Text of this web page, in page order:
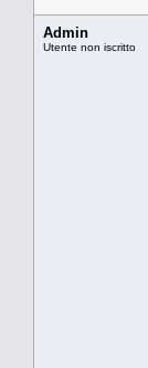
Admin
Utente non iscritto